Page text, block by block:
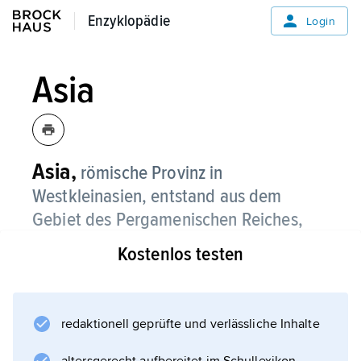
Enzyklopädie
Enzyklopädie Login
Asia
Asia, römische Provinz in
Westkleinasien, entstand aus dem
Gebiet des Pergamenischen Reiches,
das nach dem Tod seines letzten Königs,
Attalos III. († 133 v. Chr.), durch
116 v. Chr. wurde Asia um das Gebiet
Kostenlos testen
redaktionell geprüfte und verlässliche Inhalte